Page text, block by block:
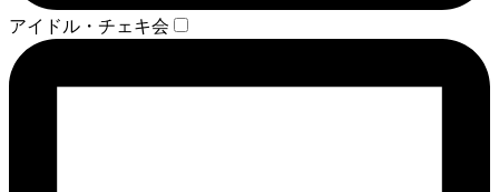
アイドル・チェキ会